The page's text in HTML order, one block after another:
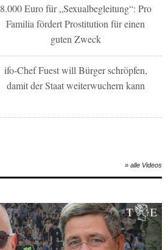
8.000 Euro für „Sexualbegleitung“: Pro
Familia fördert Prostitution für einen
guten Zweck
ifo-Chef Fuest will Bürger schröpfen,
damit der Staat weiterwuchern kann
» alle Videos